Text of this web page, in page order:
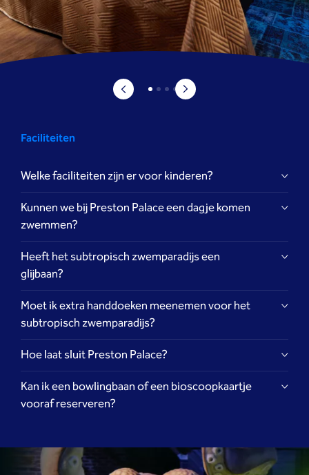
Faciliteiten
Welke faciliteiten zijn er voor kinderen?
Kunnen we bij Preston Palace een dagje komen
zwemmen?
Heeft het subtropisch zwemparadijs een
glijbaan?
Moet ik extra handdoeken meenemen voor het
subtropisch zwemparadijs?
Hoe laat sluit Preston Palace?
Kan ik een bowlingbaan of een bioscoopkaartje
vooraf reserveren?